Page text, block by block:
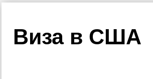
Виза в США